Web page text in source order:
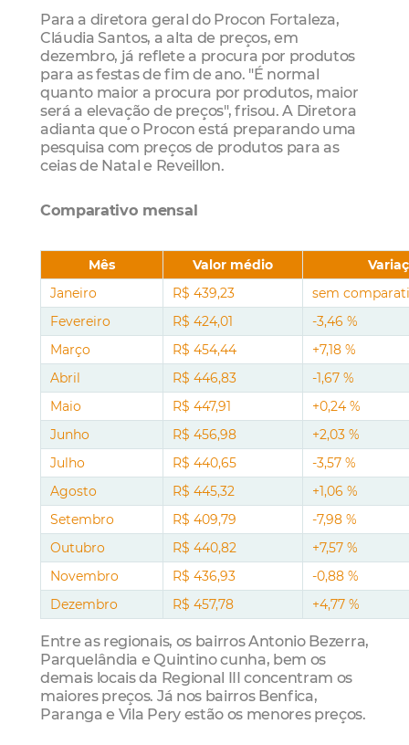
Para a diretora geral do Procon Fortaleza,
Cláudia Santos, a alta de preços, em
dezembro, já reflete a procura por produtos
para as festas de fim de ano. "É normal
quanto maior a procura por produtos, maior
será a elevação de preços", frisou. A Diretora
adianta que o Procon está preparando uma
pesquisa com preços de produtos para as
ceias de Natal e Reveillon.
Comparativo mensal
Mês Valor médio
Janeiro
R$ 439,23
sem
Fevereiro
R$ 424,01
-3,46 %
Março
R$ 454,44
+7,18 %
Abril
R$ 446,83
-1,67 %
Maio
R$ 447,91
+0,24 %
Junho
R$ 456,98
+2,03 %
Julho
R$ 440,65
-3,57 %
Agosto
R$ 445,32
+1,06 %
Setembro
R$ 409,79
-7,98 %
Outubro
R$ 440,82
+7,57 %
Novembro
R$ 436,93
-0,88 %
Dezembro
R$ 457,78 +4,77 %
Entre as regionais, os bairros Antonio Bezerra,
Parquelândia e Quintino cunha, bem os
demais locais da Regional III concentram os
maiores preços. Já nos bairros Benfica,
Paranga e Vila Pery estão os menores preços.